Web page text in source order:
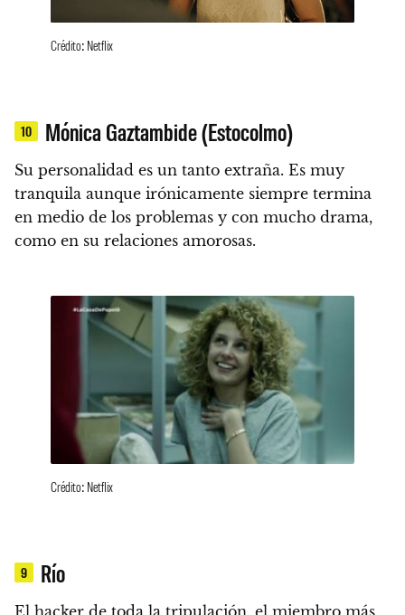
Crédito: Netflix
10 Mónica Gaztambide (Estocolmo)
Su personalidad es un tanto extraña. Es muy
tranquila aunque irónicamente siempre termina
en medio de los problemas y con mucho drama,
como en su relaciones amorosas.
Crédito: Netflix
9 Río